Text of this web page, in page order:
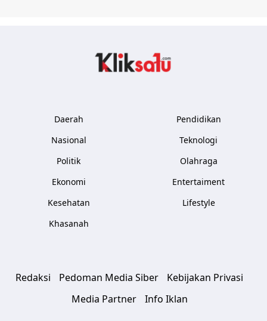
Daerah
Nasional
Politik
Ekonomi
Kesehatan
Khasanah
Pendidikan
Teknologi
Olahraga
Entertaiment
Lifestyle
Redaksi Pedoman Media Siber
Kebijakan Privasi
Media Partner
Info Iklan